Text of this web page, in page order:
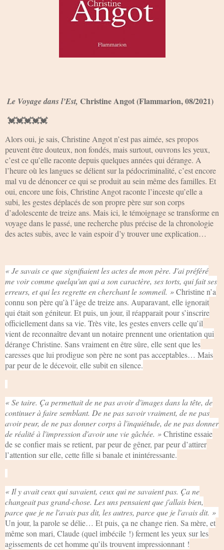
Le Voyage dans l’Est, Christine Angot (Flammarion, 08/2021)
💓💓💓💓💓
Alors oui, je sais, Christine Angot n’est pas aimée, ses propos
peuvent être douteux, non fondés, mais surtout, ouvrons les yeux,
c’est ce qu’elle raconte depuis quelques années qui dérange. A
l’heure où les langues se délient sur la pédocriminalité, c’est encore
mal vu de dénoncer ce qui se produit au sein même des familles. Et
oui, encore une fois, Christine Angot raconte l’inceste qu’elle a
subi, les gestes déplacés de son propre père sur son corps
d’adolescente de treize ans. Mais ici, le témoignage se transforme en
voyage dans le passé, une recherche plus précise de la chronologie
des actes subis, avec le vain espoir d’y trouver une explication…
« Je savais ce que signifiaient les actes de mon père. J'ai préféré
me voir comme quelqu'un qui a son caractère, ses torts, qui fait ses
erreurs, et qui les regrette en cherchant le sommeil. »Christine n’a
connu son père qu’à l’âge de treize ans. Auparavant, elle ignorait
qui était son géniteur. Et puis, un jour, il réapparait pour s’inscrire
officiellement dans sa vie. Très vite, les gestes envers celle qu’il
vient de reconnaître devant un notaire prennent une orientation qui
dérange Christine. Sans vraiment en être sûre, elle sent que les
caresses que lui prodigue son père ne sont pas acceptables… Mais
par peur de le décevoir, elle subit en silence.
« Se taire. Ça permettait de ne pas avoir d'images dans la tête, de
continuer à faire semblant. De ne pas savoir vraiment, de ne pas
avoir peur, de ne pas donner corps à l'inquiétude, de ne pas donner
de réalité à l'impression d'avoir une vie gâchée. »Christine essaie
de se confier mais se retient, par peur de gêner, par peur d’attirer
l’attention sur elle, cette fille si banale et inintéressante.
« Il y avait ceux qui savaient, ceux qui ne savaient pas. Ça ne
changeait pas grand-chose. Les uns pensaient que j'allais bien,
parce que je ne l'avais pas dit, les autres, parce que je l'avais dit. »
Un jour, la parole se délie… Et puis, ça ne change rien. Sa mère, et
même son mari, Claude (quel imbécile !) ferment les yeux sur les
agissements de cet homme qu’ils trouvent impressionnant !